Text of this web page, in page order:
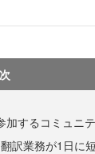
するコミュニ
訳業務が1日に